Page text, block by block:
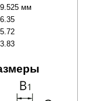
9.525 мм
6.35
5.72
3.83